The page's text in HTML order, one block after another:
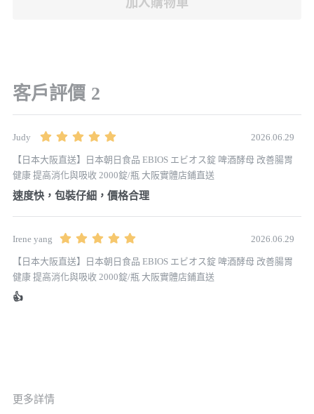
客戶評價 2
Judy 2026.06.29
【日本大阪直送】日本朝日食品 EBIOS エビオス錠 啤酒酵母 改善腸胃
健康 提高消化與吸收 2000錠/瓶 大阪實體店鋪直送
速度快，包裝仔細，價格合理
Irene yang 2026.06.29
【日本大阪直送】日本朝日食品 EBIOS エビオス錠 啤酒酵母 改善腸胃
健康 提高消化與吸收 2000錠/瓶 大阪實體店鋪直送
👍
更多詳情